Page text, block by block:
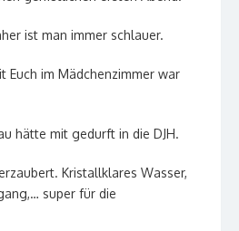
ist man immer schlauer.
Euch im Mädchenzimmer war
hätte mit gedurft in die DJH.
Kristallklares Wasser,
super für die